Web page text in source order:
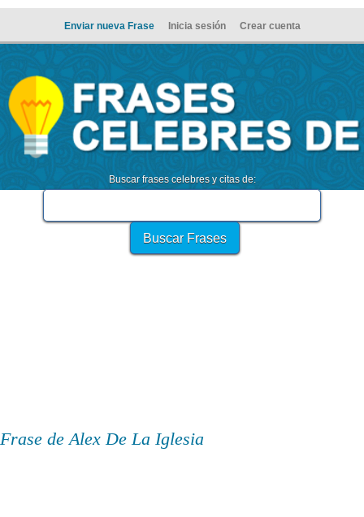
Enviar nueva Frase Inicia sesión Crear cuenta
Buscar frases celebres y citas de:
Frase de Alex De La Iglesia